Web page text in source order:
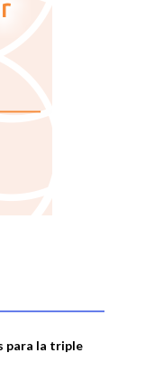
para la triple